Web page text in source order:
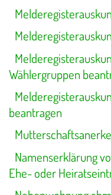
Wählergruppen
beantragen
Namenserklärung
Ehe- oder